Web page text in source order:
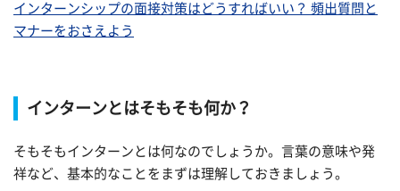
インターンシップの面接対策はどうすればいい？ 頻出質問と
マナーをおさえよう
インターンとはそもそも何か？
そもそもインターンとは何なのでしょうか。言葉の意味や発
祥など、基本的なことをまずは理解しておきましょう。